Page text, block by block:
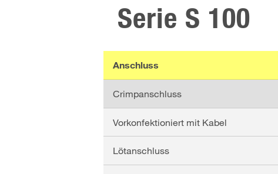
Serie S 100
Anschluss
Crimpanschluss
Vorkonfektioniert mit Kabel
Lötanschluss